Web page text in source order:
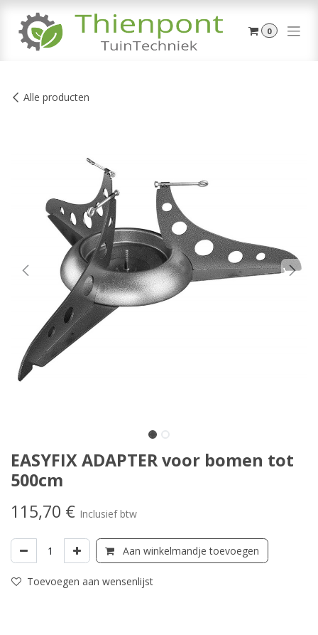
0
Alle producten
EASYFIX ADAPTER voor bomen tot
500cm
115,70 € Inclusief btw
Aan winkelmandje toevoegen
Toevoegen aan wensenlijst